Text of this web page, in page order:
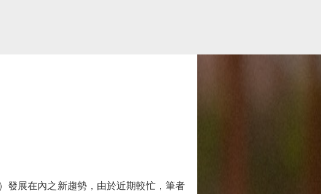
展在內之新趨勢，由於近期較忙，筆者